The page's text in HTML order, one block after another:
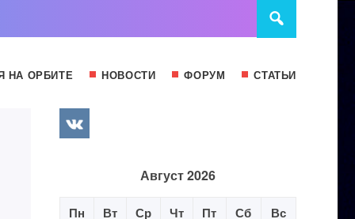
НА ОРБИТЕ НОВОСТИ ФОРУМ СТАТЬИ
Август 2026
Пн Вт Ср Чт Пт Сб Вс